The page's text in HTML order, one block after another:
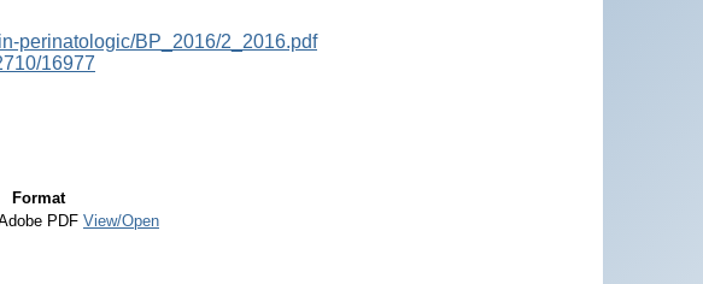
perinatologic/BP_2016/2_2016.pdf
16977
Format
PDF View/Open